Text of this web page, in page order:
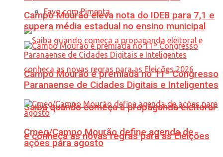
Favo com Pimenta
Saiba quando começa a propaganda eleitoral
e conheça as novas regras para as Eleições
Campo Mourão eleva nota do IDEB para 7,1 e
supera média estadual no ensino municipal
Campo Mourão é premiada no 11º Congresso
Paranaense de Cidades Digitais e Inteligentes
Cmeg/Campo Mourão define agenda de
ações para agosto